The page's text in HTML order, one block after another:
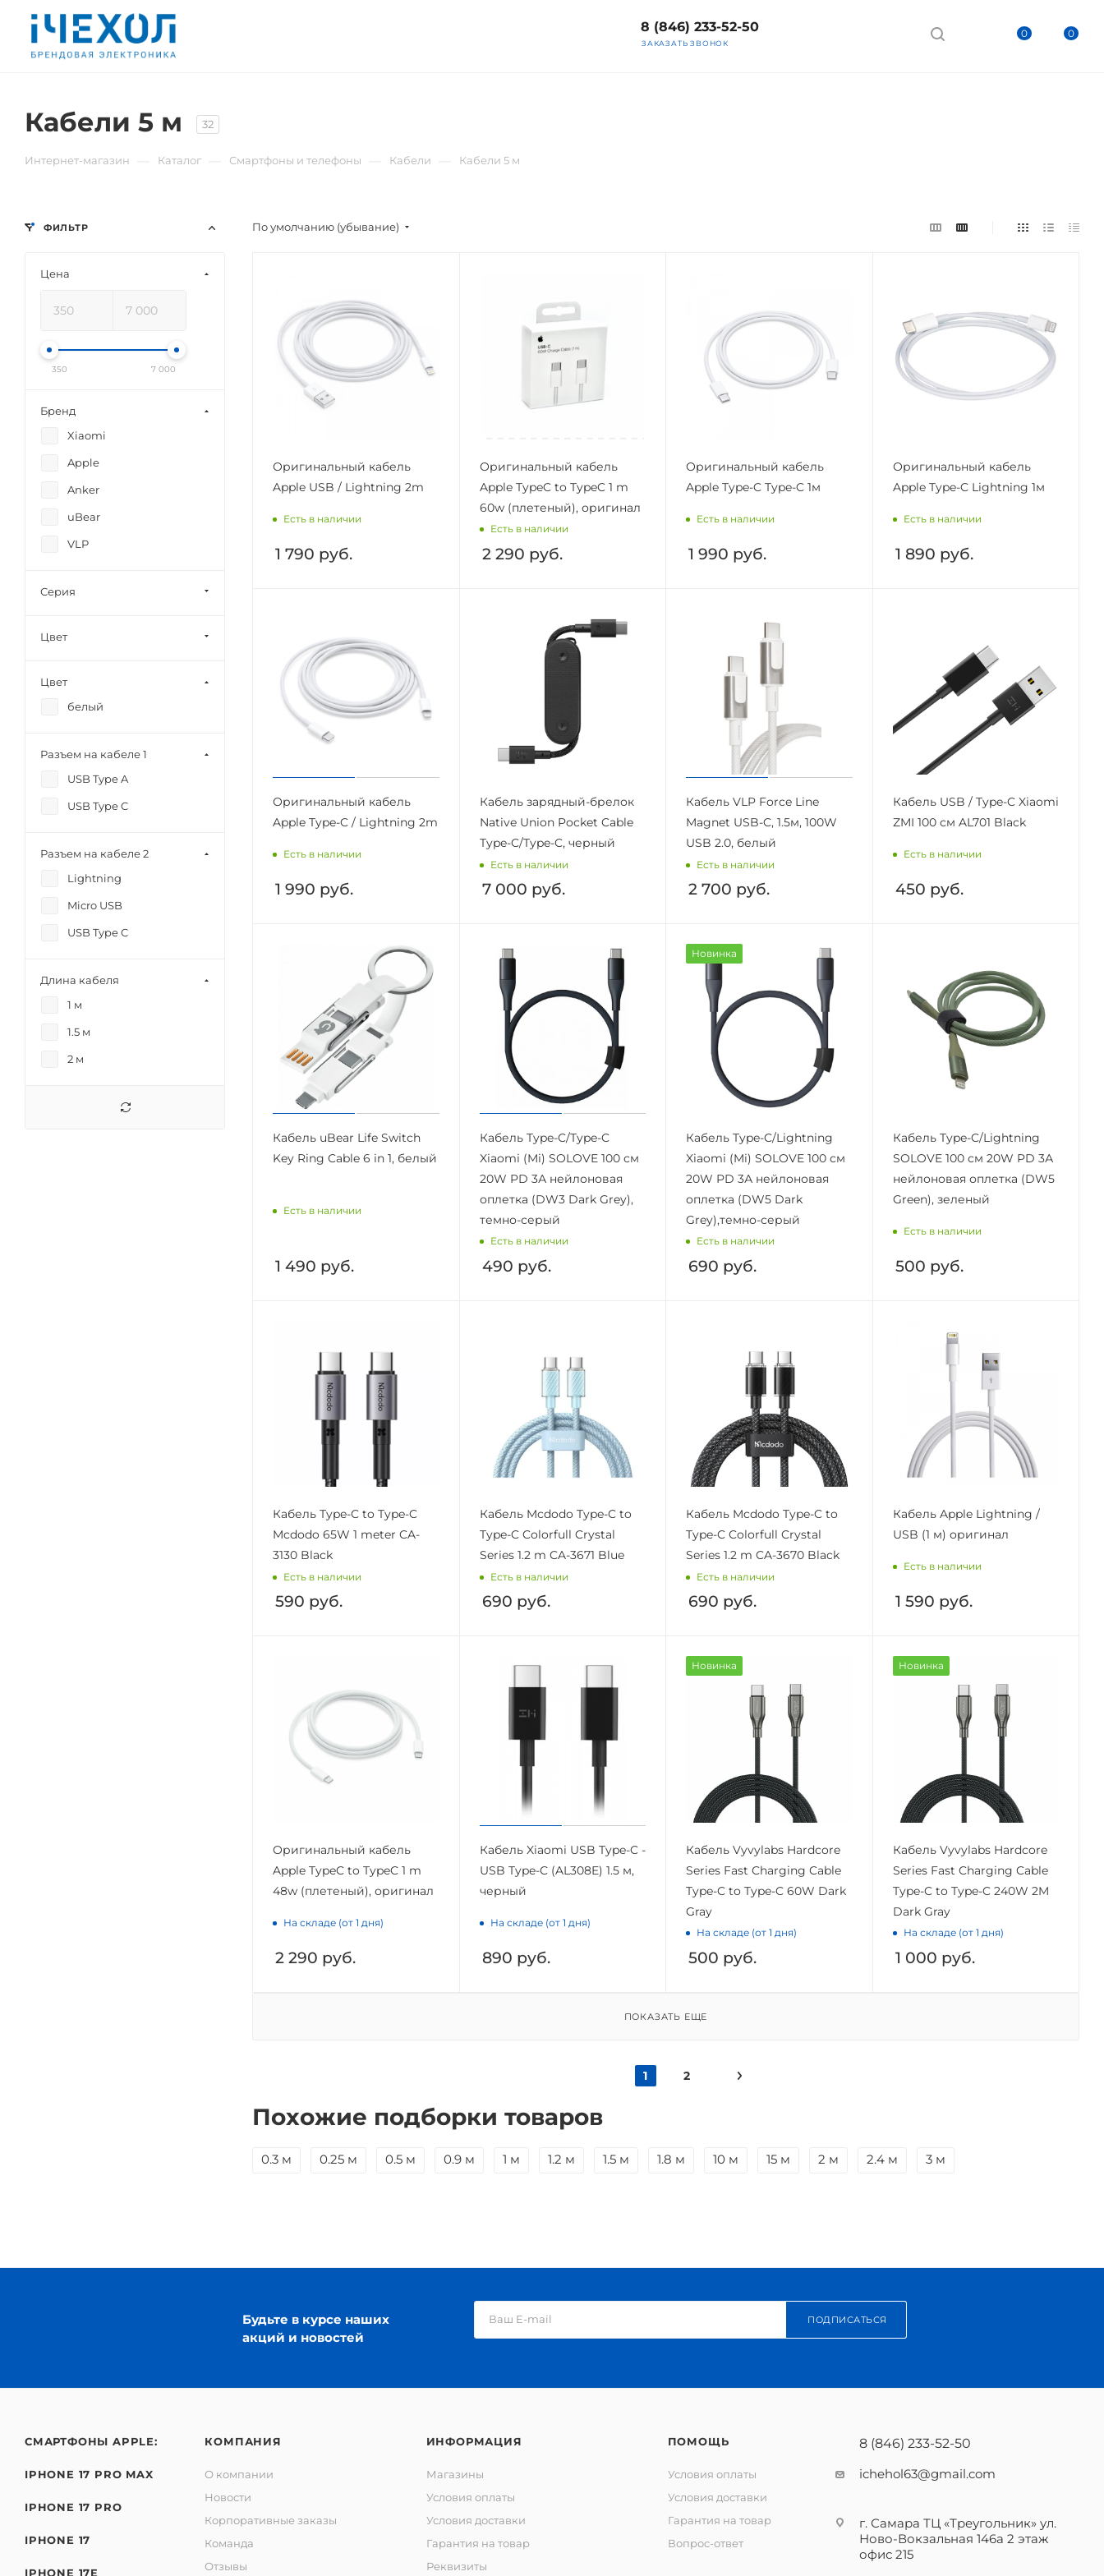
0 0
8 (846) 233-52-50
ЗАКАЗАТЬ ЗВОНОК
Кабели 5 м 32
Интернет-магазин Каталог Смартфоны и телефоны Кабели Кабели 5 м
По умолчанию (убывание)
Оригинальный кабель
Apple USB / Lightning 2m
Есть в наличии
1 790 руб.
Оригинальный кабель
Apple TypeC to TypeC 1 m
60w (плетеный), оригинал
Есть в наличии
2 290 руб.
Оригинальный кабель
Apple Type-C Type-C 1м
Есть в наличии
1 990 руб.
Оригинальный кабель
Apple Type-C Lightning 1м
Есть в наличии
1 890 руб.
Оригинальный кабель
Apple Type-C / Lightning 2m
Есть в наличии
1 990 руб.
Кабель зарядный-брелок
Native Union Pocket Cable
Type-C/Type-C, черный
Есть в наличии
7 000 руб.
Кабель VLP Force Line
Magnet USB-C, 1.5м, 100W
USB 2.0, белый
Есть в наличии
2 700 руб.
Кабель USB / Type-C Xiaomi
ZMI 100 см AL701 Black
Есть в наличии
450 руб.
Кабель uBear Life Switch
Key Ring Cable 6 in 1, белый
Есть в наличии
1 490 руб.
Кабель Type-C/Type-C
Xiaomi (Mi) SOLOVE 100 см
20W PD 3А нейлоновая
оплетка (DW3 Dark Grey),
темно-серый
Есть в наличии
490 руб.
Новинка
Кабель Type-C/Lightning
Xiaomi (Mi) SOLOVE 100 см
20W PD 3А нейлоновая
оплетка (DW5 Dark
Grey),темно-серый
Есть в наличии
690 руб.
Кабель Type-C/Lightning
SOLOVE 100 см 20W PD 3А
нейлоновая оплетка (DW5
Green), зеленый
Есть в наличии
500 руб.
Кабель Type-C to Type-C
Mcdodo 65W 1 meter CA-
3130 Black
Есть в наличии
590 руб.
Кабель Mcdodo Type-C to
Type-C Colorfull Crystal
Series 1.2 m CA-3671 Blue
Есть в наличии
690 руб.
Кабель Mcdodo Type-C to
Type-C Colorfull Crystal
Series 1.2 m CA-3670 Black
Есть в наличии
690 руб.
Кабель Apple Lightning /
USB (1 м) оригинал
Есть в наличии
1 590 руб.
Оригинальный кабель
Apple TypeC to TypeC 1 m
48w (плетеный), оригинал
На складе (от 1 дня)
2 290 руб.
Кабель Xiaomi USB Type-C -
USB Type-C (AL308E) 1.5 м,
черный
На складе (от 1 дня)
890 руб.
Новинка
Кабель Vyvylabs Hardcore
Series Fast Charging Cable
Type-C to Type-C 60W Dark
Gray
На складе (от 1 дня)
500 руб.
Новинка
Кабель Vyvylabs Hardcore
Series Fast Charging Cable
Type-C to Type-C 240W 2M
Dark Gray
На складе (от 1 дня)
1 000 руб.
ПОКАЗАТЬ ЕЩЕ
1 2
Похожие подборки товаров
0.3 м 0.25 м 0.5 м 0.9 м 1 м 1.2 м 1.5 м 1.8 м 10 м 15 м 2 м 2.4 м 3 м
ФИЛЬТР
Цена
350 7 000
Бренд
Xiaomi
Apple
Anker
uBear
VLP
Серия
Цвет
Цвет
белый
Разъем на кабеле 1
USB Type A
USB Type C
Разъем на кабеле 2
Lightning
Micro USB
USB Type C
Длина кабеля
1 м
1.5 м
2 м
Будьте в курсе наших
акций и новостей
ПОДПИСАТЬСЯ
СМАРТФОНЫ APPLE:
IPHONE 17 PRO MAX
IPHONE 17 PRO
IPHONE 17
IPHONE 17E
КОМПАНИЯ
О компании
Новости
Корпоративные заказы
Команда
Отзывы
ИНФОРМАЦИЯ
Магазины
Условия оплаты
Условия доставки
Гарантия на товар
Реквизиты
ПОМОЩЬ
Условия оплаты
Условия доставки
Гарантия на товар
Вопрос-ответ
8 (846) 233-52-50
ichehol63@gmail.com
г. Самара ТЦ «Треугольник» ул.
Ново-Вокзальная 146а 2 этаж
офис 215